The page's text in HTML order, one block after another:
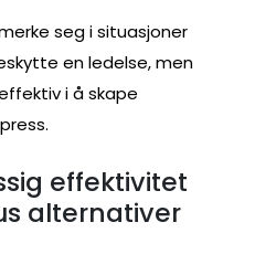
seg i situasjoner
en ledelse, men
i å skape
effektivitet
alternativer